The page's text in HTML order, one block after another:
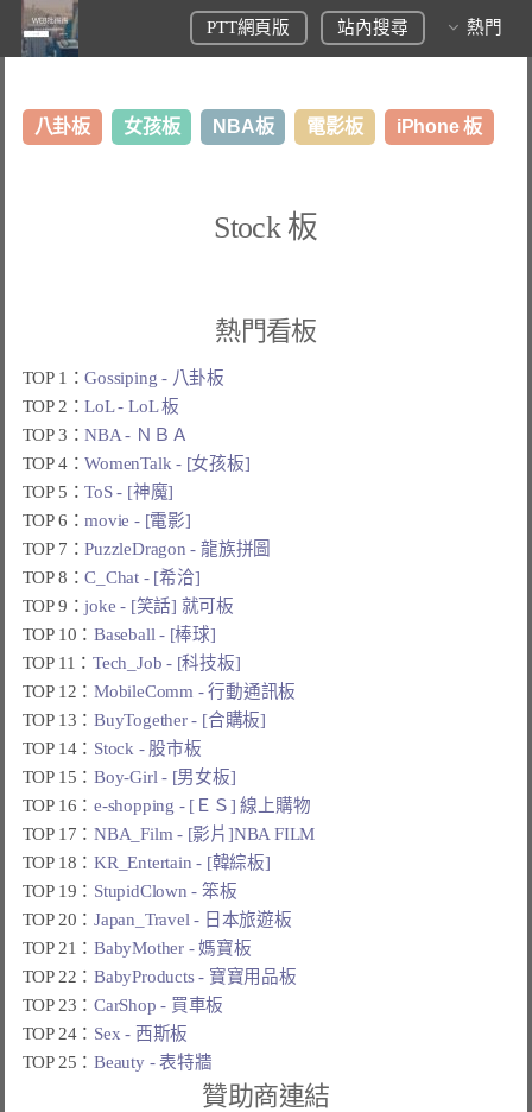
PTT網頁版 站內搜尋 熱門
八卦板 女孩板 NBA板 電影板 iPhone 板
Stock 板
熱門看板
TOP 1：Gossiping - 八卦板
TOP 2：LoL - LoL 板
TOP 3：NBA - ＮＢＡ
TOP 4：WomenTalk - [女孩板]
TOP 5：ToS - [神魔]
TOP 6：movie - [電影]
TOP 7：PuzzleDragon - 龍族拼圖
TOP 8：C_Chat - [希洽]
TOP 9：joke - [笑話] 就可板
TOP 10：Baseball - [棒球]
TOP 11：Tech_Job - [科技板]
TOP 12：MobileComm - 行動通訊板
TOP 13：BuyTogether - [合購板]
TOP 14： Stock - 股市板
TOP 15：Boy-Girl - [男女板]
TOP 16：e-shopping - [ＥＳ] 線上購物
TOP 17：NBA_Film - [影片]NBA FILM
TOP 18：KR_Entertain - [韓綜板]
TOP 19： StupidClown - 笨板
TOP 20：Japan_Travel - 日本旅遊板
TOP 21：BabyMother - 媽寶板
TOP 22：BabyProducts - 寶寶用品板
TOP 23：CarShop - 買車板
TOP 24： Sex - 西斯板
TOP 25：Beauty - 表特牆
贊助商連結